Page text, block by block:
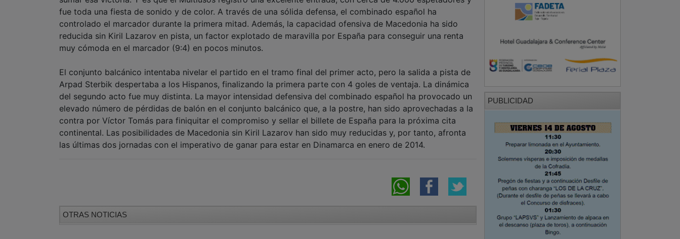
fue toda una fiesta de sonido y de color. A través de una sólida defensa, el combinado español ha
controlado el marcador durante la primera mitad. Además, la capacidad ofensiva de Macedonia ha sido
reducida sin Kiril Lazarov en pista, un factor explotado de maravilla por España para conseguir una renta
muy cómoda en el marcador (9:4) en pocos minutos.
El conjunto balcánico intentaba nivelar el partido en el tramo final del primer acto, pero la salida a pista de
Arpad Sterbik despertaba a los Hispanos, finalizando la primera parte con 4 goles de ventaja. La dinámica
del segundo acto fue muy distinta. La mayor intensidad defensiva del combinado español ha provocado un
elevado número de pérdidas de balón en el conjunto balcánico que, a la postre, han sido aprovechadas a la
contra por Víctor Tomás para finiquitar el compromiso y sellar el billete de España para la próxima cita
continental. Las posibilidades de Macedonia sin Kiril Lazarov han sido muy reducidas y, por tanto, afronta
las últimas dos jornadas con el imperativo de ganar para estar en Dinamarca en enero de 2014.
OTRAS NOTICIAS
PUBLICIDAD